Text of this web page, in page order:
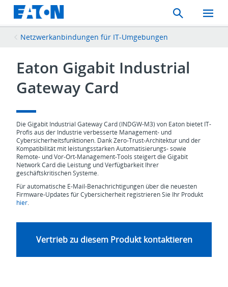
Search
Toggle
Mobile
Netzwerkanbindungen für IT-Umgebungen
Eaton Gigabit Industrial
Gateway Card
Die Gigabit Industrial Gateway Card (INDGW-M3) von Eaton bietet IT-
Profis aus der Industrie verbesserte Management- und
Cybersicherheitsfunktionen. Dank Zero‑Trust‑Architektur und der
Kompatibilität mit leistungsstarken Automatisierungs‑ sowie
Remote‑ und Vor‑Ort‑Management‑Tools steigert die Gigabit
Network Card die Leistung und Verfügbarkeit Ihrer
geschäftskritischen Systeme.
Für automatische E-Mail-Benachrichtigungen über die neuesten
Firmware-Updates für Cybersicherheit registrieren Sie Ihr Produkt
hier.
Vertrieb zu diesem Produkt kontaktieren